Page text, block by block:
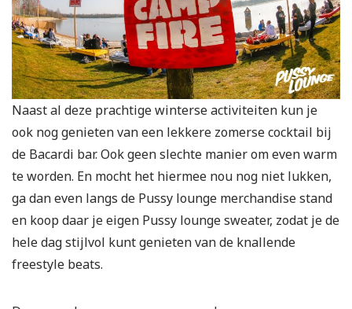
Naast al deze prachtige winterse activiteiten kun je
ook nog genieten van een lekkere zomerse cocktail bij
de Bacardi bar. Ook geen slechte manier om even warm
te worden. En mocht het hiermee nou nog niet lukken,
ga dan even langs de Pussy lounge merchandise stand
en koop daar je eigen Pussy lounge sweater, zodat je de
hele dag stijlvol kunt genieten van de knallende
freestyle beats.